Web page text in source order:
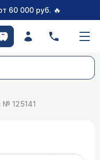
60 000 руб. 🔥
№ 125141